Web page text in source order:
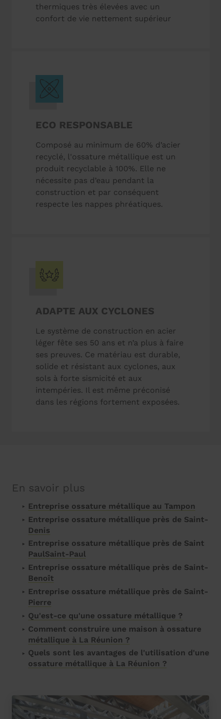
thermiques très élevées avec un
confort de vie nettement supérieur
ECO RESPONSABLE
Composé au minimum de 60% d’acier
recyclé, l'ossature métallique est un
produit recyclable à 100%. Elle ne
nécessite pas d’eau pendant la
construction et par conséquent
respecte les nappes phréatiques.
ADAPTE AUX CYCLONES
Le système de construction en acier
léger fête ses 50 ans et n’a plus à faire
ses preuves. Ce matériau est durable,
solide et résistant aux cyclones, aux
sols à forte sismicité et aux
intempéries. Il est même préconisé
dans les régions fortement exposées.
En savoir plus
Entreprise ossature métallique au Tampon
Entreprise ossature métallique près de Saint-
Denis
Entreprise ossature métallique près de Saint
PaulSaint-Paul
Entreprise ossature métallique près de Saint-
Benoît
Entreprise ossature métallique près de Saint-
Pierre
Qu'est-ce qu'une ossature métallique ?
Comment construire une maison à ossature
métallique à La Réunion ?
Quels sont les avantages de l'utilisation d'une
ossature métallique à La Réunion ?